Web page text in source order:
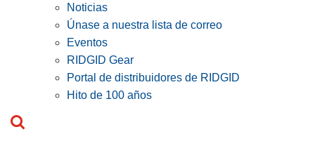
Noticias
Únase a nuestra lista de correo
Eventos
RIDGID Gear
Portal de distribuidores de RIDGID
Hito de 100 años